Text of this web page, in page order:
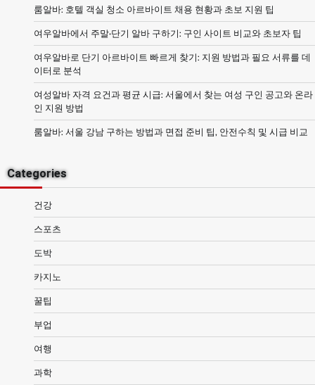
룸알바: 호텔 객실 청소 아르바이트 채용 현황과 초보 지원 팁
여우알바에서 주말·단기 알바 구하기: 구인 사이트 비교와 초보자 팁
여우알바로 단기 아르바이트 빠르게 찾기: 지원 방법과 필요 서류를 데
이터로 분석
여성알바 자격 요건과 평균 시급: 서울에서 찾는 여성 구인 공고와 온라
인 지원 방법
룸알바: 서울 강남 구하는 방법과 면접 준비 팁, 안전수칙 및 시급 비교
Categories
건강
스포츠
도박
카지노
꿀팁
부업
여행
과학